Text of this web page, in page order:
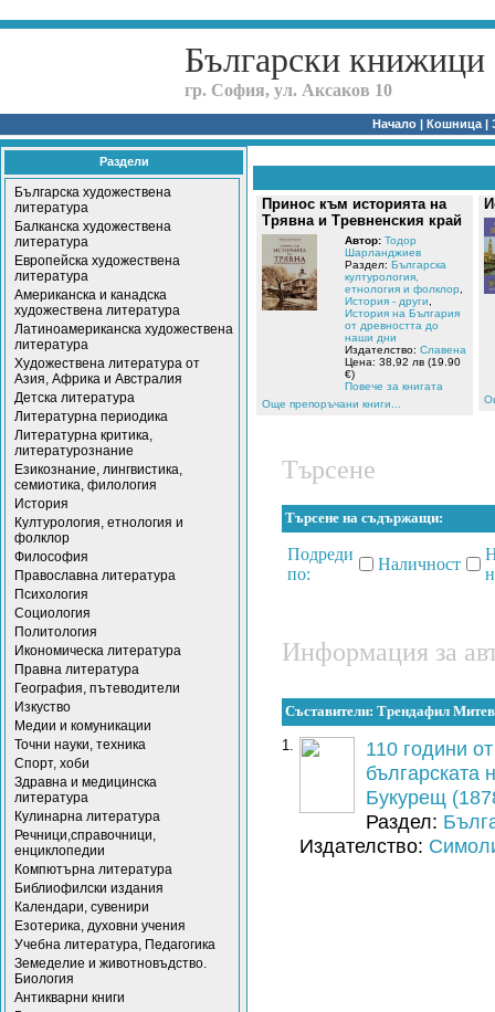
Български книжици
гр. София, ул. Аксаков 10
Начало | Кошница |
Раздели
Българска художествена
литература
Балканска художествена
литература
Европейска художествена
литература
Американска и канадска
художествена литература
Латиноамериканска художествена
литература
Художествена литература от
Азия, Африка и Австралия
Детска литература
Литературна периодика
Литературна критика,
литературознание
Езикознание, лингвистика,
семиотика, филология
История
Културология, етнология и
фолклор
Философия
Православна литература
Психология
Социология
Политология
Икономическа литература
Правна литература
География, пътеводители
Изкуство
Медии и комуникации
Точни науки, техника
Спорт, хоби
Здравна и медицинска
литература
Кулинарна литература
Речници,справочници,
енциклопедии
Компютърна литература
Библиофилски издания
Календари, сувенири
Езотерика, духовни учения
Учебна литература, Педагогика
Земеделие и животновъдство.
Биология
Антикварни книги
Принос към историята на
Трявна и Тревненския край
Автор: Тодор
Шарланджиев
Раздел: Българска
културология,
етнология и фолклор
История - други
История на България
от древността до
наши дни
Издателство: Славена
Цена: 38,92 лв (19.90
€)
Повече за книгата
Още препоръчани книги...
Търсене
Търсене на съдържащи:
Подреди
по:
Наличност
Информация за
Съставители: Трендафил
1.
110 години
Букурещ
Раздел:
Издателство: